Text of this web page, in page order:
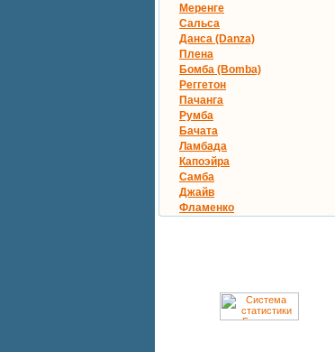
Меренге
Сальса
Данса (Danza)
Плена
Бомба (Bomba)
Реггетон
Пачанга
Румба
Бачата
Ламбада
Капоэйра
Самба
Джайв
Фламенко